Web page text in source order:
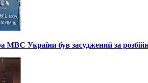
МВС України був засуджений за